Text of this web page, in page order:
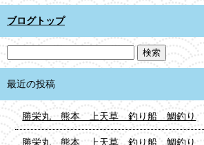
ブログトップ
最近の投稿
勝栄丸 熊本 上天草 釣り船 鯛釣り
勝栄丸 熊本 上天草 釣り船 鯛釣り